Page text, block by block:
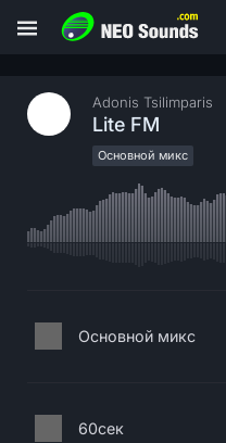
Adonis Tsilimparis
Lite FM
Основной микс
Основной микс
60сек